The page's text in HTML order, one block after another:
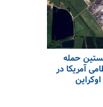
حمله
آمریکا در